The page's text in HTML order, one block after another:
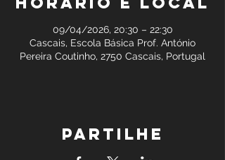
09/04/2026, 20:30 – 22:30
Cascais, Escola Básica Prof. António
Pereira Coutinho, 2750 Cascais, Portugal
Partilhe